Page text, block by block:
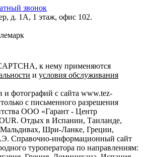
звонок
д. 1А, 1 этаж, офис 102.
к нему применяются
и условия обслуживания
и фотографий с сайта www.tez-
с письменного разрешения
ООО «Гарант - Центр
Отдых в Испании, Таиланде,
Шри-Ланке, Греции,
Справочно-информационный сайт
туроператора по направлениям: